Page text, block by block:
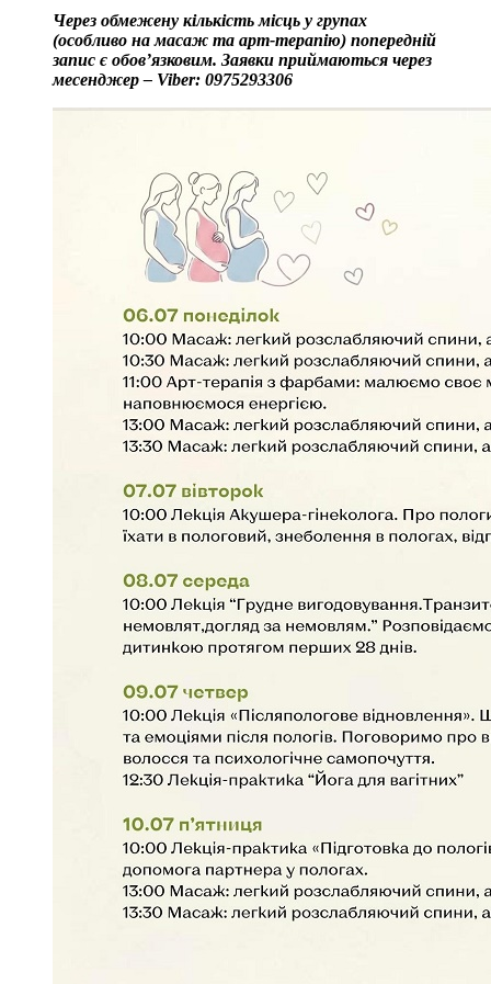
Через обмежену кількість місць у групах
(особливо на масаж та арт-терапію) попередній
запис є обов’язковим. Заявки приймаються через
месенджер – Viber: 0975293306